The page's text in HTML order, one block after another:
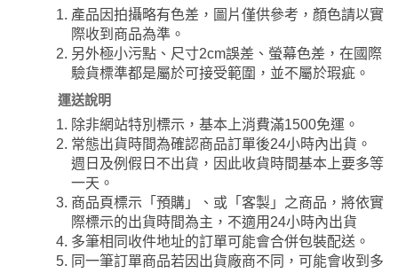
產品因拍攝略有色差，圖片僅供參考，顏色請以實
際收到商品為準。
另外極小污點、尺寸2cm誤差、螢幕色差，在國際
驗貨標準都是屬於可接受範圍，並不屬於瑕疵。
運送說明
除非網站特別標示，基本上消費滿1500免運。
常態出貨時間為確認商品訂單後24小時內出貨。
週日及例假日不出貨，因此收貨時間基本上要多等
一天。
商品頁標示「預購」、或「客製」之商品，將依實
際標示的出貨時間為主，不適用24小時內出貨
多筆相同收件地址的訂單可能會合併包裝配送。
同一筆訂單商品若因出貨廠商不同，可能會收到多